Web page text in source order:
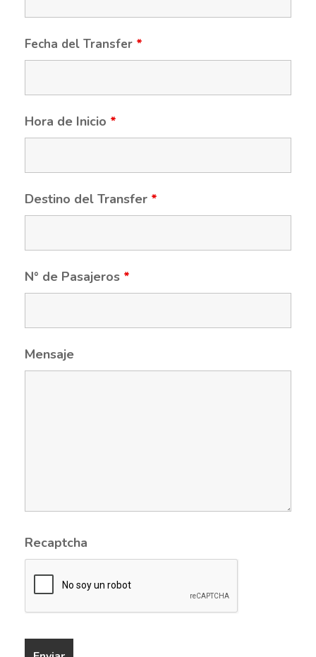
Fecha del Transfer *
Hora de Inicio *
Destino del Transfer *
N° de Pasajeros *
Mensaje
Recaptcha